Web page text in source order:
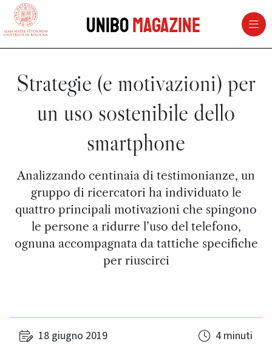
vai al contenuto della pagina
UniboMagazine
Strategie (e motivazioni) per
un uso sostenibile dello
smartphone
Analizzando centinaia di testimonianze, un
gruppo di ricercatori ha individuato le
quattro principali motivazioni che spingono
le persone a ridurre l’uso del telefono,
ognuna accompagnata da tattiche specifiche
per riuscirci
18 giugno 2019 4 minuti